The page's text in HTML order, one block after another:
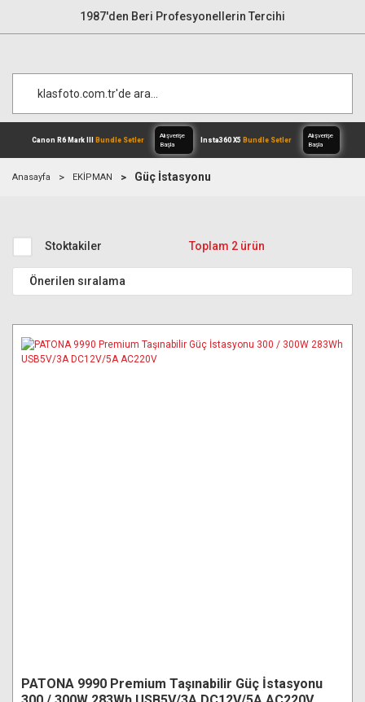
1987'den Beri Profesyonellerin Tercihi
Anasayfa EKİPMAN Güç İstasyonu
Stoktakiler Toplam 2 ürün
PATONA 9990 Premium Taşınabilir Güç İstasyonu